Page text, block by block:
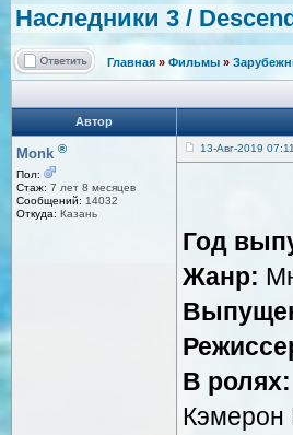
Наследники 3 /
Главная » Фильмы »
Автор
Monk ®
Пол:
Стаж: 7 лет 8 месяцев
Сообщений: 14032
Откуда: Казань
13-Авг-2019 07:11
Год
Жанр:
В ролях: